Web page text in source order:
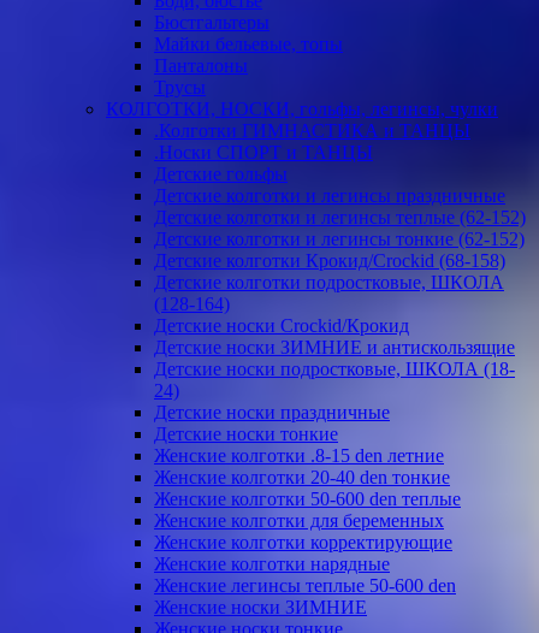
Бюстгальтеры
Майки бельевые, топы
Панталоны
Трусы
КОЛГОТКИ, НОСКИ, гольфы, легинсы, чулки
.Колготки ГИМНАСТИКА и ТАНЦЫ
.Носки СПОРТ и ТАНЦЫ
Детские гольфы
Детские колготки и легинсы праздничные
Детские колготки и легинсы теплые (62-152)
Детские колготки и легинсы тонкие (62-152)
Детские колготки Крокид/Crockid (68-158)
Детские колготки подростковые, ШКОЛА
(128-164)
Детские носки Crockid/Крокид
Детские носки ЗИМНИЕ и антискользящие
Детские носки подростковые, ШКОЛА (18-
24)
Детские носки праздничные
Детские носки тонкие
Женские колготки .8-15 den летние
Женские колготки 20-40 den тонкие
Женские колготки 50-600 den теплые
Женские колготки для беременных
Женские колготки корректирующие
Женские колготки нарядные
Женские легинсы теплые 50-600 den
Женские носки ЗИМНИЕ
Женские носки тонкие